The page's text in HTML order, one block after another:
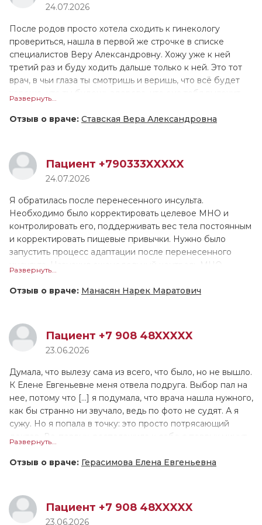
сделала всё, что требовалось. Особо хотелось бы
диагностику, она действовала очень бережно, в отличие
от многих других врачей, которых я посещала ранее.
ещё ни 1 врач не принимал меня настолько долго!
Валентина Геннадьевна назначила лечение, и сейчас мы
поддерживаем связь, контролируем моё состояние.
Причём она не только подробно расписала как
принимать препараты, но и устно всё проговорила. У
меня довольно сложный, не рядовой случай, поэтому
ритм пока не восстановился, но мы надеемся, что всё
наладится. Если это лечение не поможет, в августе
снова обращусь к В.Г. Тарасовой.
24.07.2026
После родов просто хотела сходить к гинекологу
провериться, нашла в первой же строчке в списке
специалистов Веру Александровну. Хожу уже к ней
третий раз и буду ходить дальше только к ней. Это тот
врач, в чьи глаза ты смотришь и веришь, что всё будет
хорошо, что ты будешь здорова, что она тебя вылечит,
работу, как будто она знает всё о всех болезнях и
Суперврач, очень бережное отношение, шутит, смеётся,
объясняет всё дословно, очень образованна и
квалифицированна. Не стесняясь можно задавать любые
вопросы, тебе на них ответят, очень располагает к себе,
улыбается. Меня удивляет, что я прихожу к ней раз в
год, а она всё знает, что было год назад, с чем я к ней
приходила до этого, она всё помнит. Мне всегда
попадались грубые специалисты в этой сфере, идя на
приём, я думала будет так же, и не важно, была ли я в
частной клинике или нет, но Вера Александровна такая
переживает за каждого своего пациента искренне, а не
просто для галочки, как часто бывает. Приём длился 40
Развернуть...
Отзыв о враче: Ставская Вера Александровна
Пациент +790333XXXXX
24.07.2026
Я обратилась после перенесенного инсульта.
Необходимо было корректировать целевое МНО и
контролировать его, поддерживать вес тела постоянным
и корректировать пищевые привычки. Нужно было
запустить процесс адаптации после перенесенного
инсульта. Назначил еженедельный контроль МНО.
предельно точно и понятно. Общее впечатление о
Доктор очень знающий, компетентный, глубокий, знает
хорошо кардиологию и неврологию. Доктор очень
аккуратный, ответственный, очень позитивный человек.
Развернуть...
Отзыв о враче: Манасян Нарек Маратович
Пациент +7 908 48XXXXX
23.06.2026
Думала, что вылезу сама из всего, что было, но не вышло.
К Елене Евгеньевне меня отвела подруга. Выбор пал на
нее, потому что [...] я подумала, что врача нашла нужного,
как бы странно ни звучало, ведь по фото не судят. А я
сужу. Но я попала в точку: это просто потрясающий
доктор. Во-первых, расположила к себе с первых минут
меня. Лечение не пришлось подбирать долго, Елена
она слушала и не перебивала, как убеждала, что все
трудности временны, просто нужно помочь психике
Развернуть...
Отзыв о враче: Герасимова Елена Евгеньевна
Пациент +7 908 48XXXXX
23.06.2026